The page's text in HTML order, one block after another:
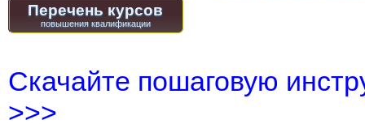
Перечень курсов
повышения квалификации
Скачайте пошаговую
>>>